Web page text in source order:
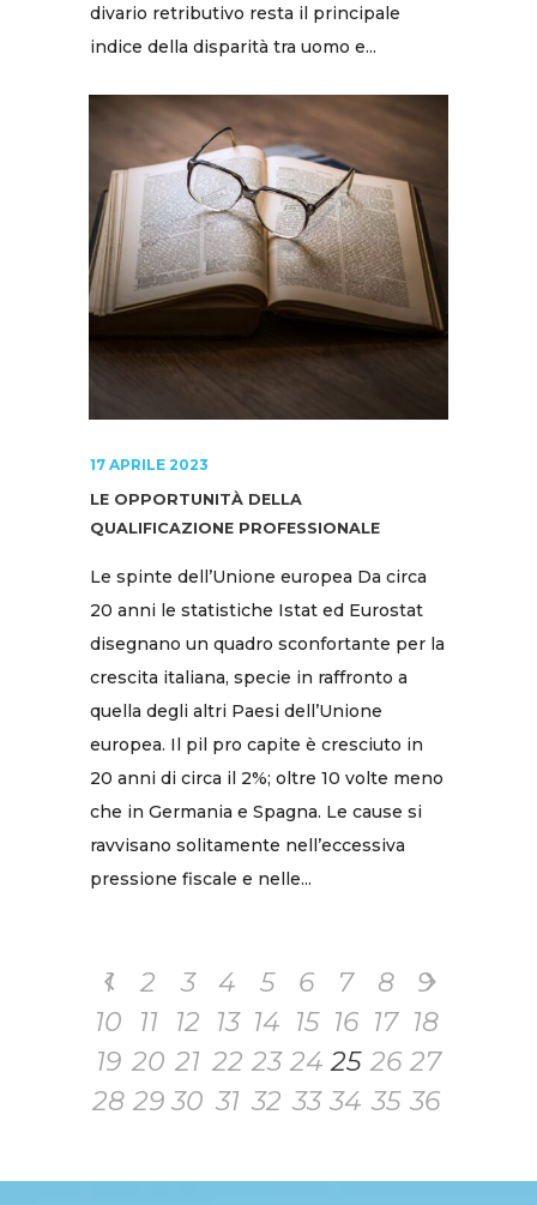
divario retributivo resta il principale
indice della disparità tra uomo e...
17 APRILE 2023
LE OPPORTUNITÀ DELLA
QUALIFICAZIONE PROFESSIONALE
Le spinte dell’Unione europea Da circa
20 anni le statistiche Istat ed Eurostat
disegnano un quadro sconfortante per la
crescita italiana, specie in raffronto a
quella degli altri Paesi dell’Unione
europea. Il pil pro capite è cresciuto in
20 anni di circa il 2%; oltre 10 volte meno
che in Germania e Spagna. Le cause si
ravvisano solitamente nell’eccessiva
pressione fiscale e nelle...
1 2 3 4 5 6 7 8
9
10
11 12 13 14 15 16 17 18
19 20 21 22 23 24 25 26 27
28 29 30 31 32 33 34 35 36